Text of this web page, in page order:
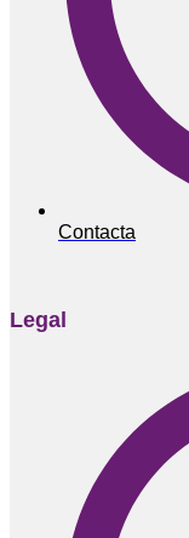
Contacta
Legal